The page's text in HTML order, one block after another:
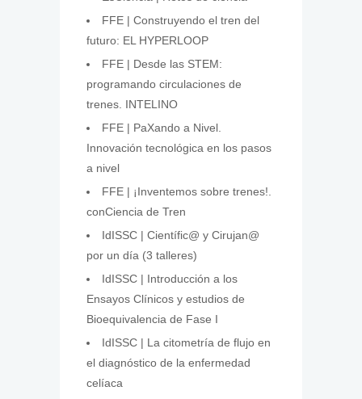
FFE | Construyendo el tren del
futuro: EL HYPERLOOP
FFE | Desde las STEM:
programando circulaciones de
trenes. INTELINO
FFE | PaXando a Nivel.
Innovación tecnológica en los pasos
a nivel
FFE | ¡Inventemos sobre trenes!.
conCiencia de Tren
IdISSC | Científic@ y Cirujan@
por un día (3 talleres)
IdISSC | Introducción a los
Ensayos Clínicos y estudios de
Bioequivalencia de Fase I
IdISSC | La citometría de flujo en
el diagnóstico de la enfermedad
celíaca